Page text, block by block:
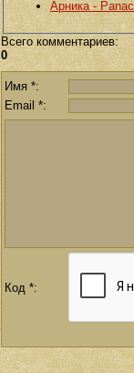
Арника -
Всего комментариев:
0
Имя *:
Email *:
Код *: